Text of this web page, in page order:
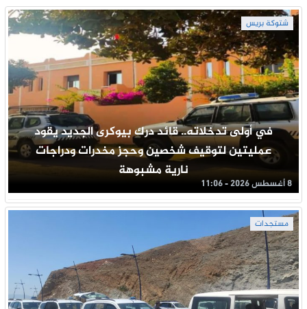
شتوكة بريس
في أولى تدخلاته.. قائد درك بيوكرى الجديد يقود
عمليتين لتوقيف شخصين وحجز مخدرات ودراجات
نارية مشبوهة
8 أغسطس 2026 - 11:06
مستجدات